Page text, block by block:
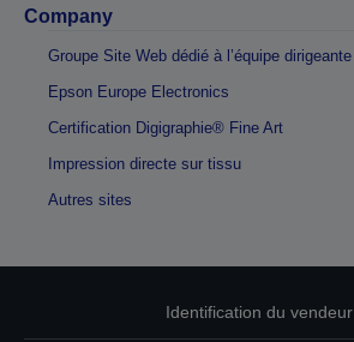
Company
Groupe Site Web dédié à l’équipe dirigeante
Epson Europe Electronics
Certification Digigraphie® Fine Art
Impression directe sur tissu
Autres sites
Identification du vendeur